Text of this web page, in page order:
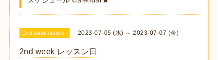
2nd week lesson 2023-07-05 (水) ～ 2023-07-07 (金)
2nd week レッスン日